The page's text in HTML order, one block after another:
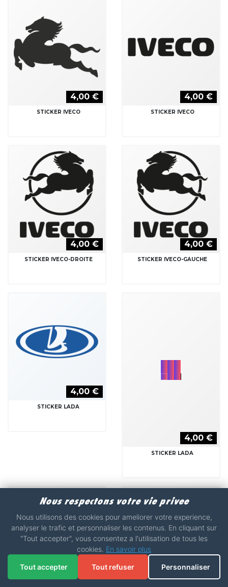
4,00 €
STICKER IVECO
4,00 €
STICKER IVECO
4,00 €
STICKER IVECO-DROITE
4,00 €
STICKER IVECO-GAUCHE
4,00 €
STICKER LADA
4,00 €
STICKER LADA
Nous respectons votre vie privee
Nous utilisons des cookies pour ameliorer votre experience,
analyser le trafic et personnaliser les contenus. En cliquant sur
"Tout accepter", vous consentez a l'utilisation de tous les
cookies. En savoir plus
Tout accepter Tout refuser Personnaliser